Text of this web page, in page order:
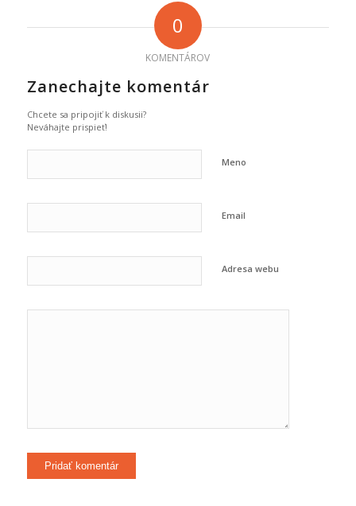
0
KOMENTÁROV
Zanechajte komentár
Chcete sa pripojiť k diskusii?
Neváhajte prispieť!
Meno
Email
Adresa webu